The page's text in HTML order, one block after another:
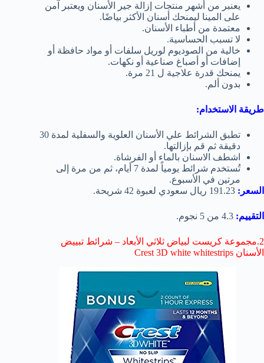
يعنبر من أشهر منتجات إزالة جير الأسنان ويعتبر آمن
على المينا ليمنحك أسنان الأكثر بياضًا.
معتمدة من أطباء الأسنان.
لا تسبب الحساسية.
خالية من الصوديوم لوريل سلفات أو مواد حافظة أو
إضافات أو أصباغ صناعية أو نكهات.
يمنحك قدرة علاجية ل 21 مرة.
بدون ألم.
طريقة الاستخدام:
تطبق الشرائط علي الأسنان العلوية والسفلية لمدة 30
دقيقة ثم قم بإزالتها.
اشطف الاسنان بالماء أو الفرشاة.
تُستخدم شرائط يومياً لمدة 7 أيام، ثم من مرة إلى
مرتين في الأسبوع.
السعر: 191.23 ريال سعودي لعبوة 42 شريحة.
التقييم: 4.3 من 5 نجوم.
2.مجموعة كريست لبياض ثلاثي الأبعاد – شرائط تبييض
الأسنان Crest 3D white whitestrips